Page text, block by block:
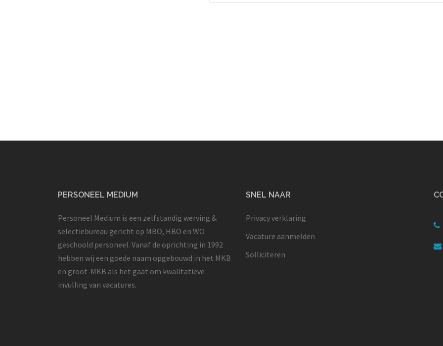
PERSONEEL MEDIUM
Personeel Medium is een zelfstandig werving &
selectiebureau gericht op MBO, HBO en WO
geschoold personeel. Vanaf de oprichting in 1992
hebben wij een goede naam opgebouwd in het MKB
en groot-MKB als het gaat om kwalitatieve
invulling van vacatures.
SNEL NAAR
Privacy verklaring
Vacature aanmelden
Solliciteren